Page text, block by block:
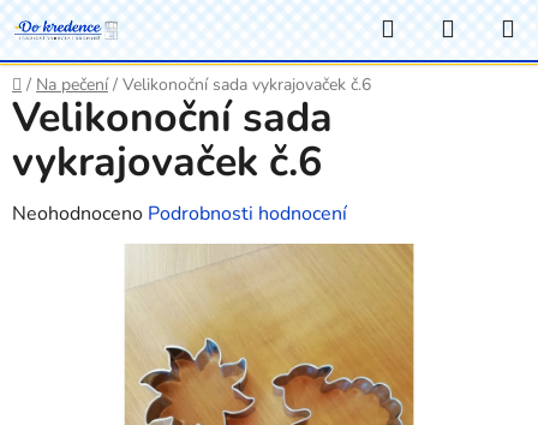
Přejít
na
obsah
Hledat
KOŠÍK
Domů
/ Na pečení / Velikonoční sada vykrajovaček č.6
Velikonoční sada
vykrajovaček č.6
Průměrné
Neohodnoceno Podrobnosti hodnocení